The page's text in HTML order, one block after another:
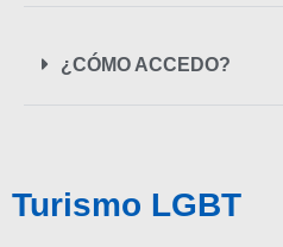
¿CÓMO ACCEDO?
Turismo LGBT